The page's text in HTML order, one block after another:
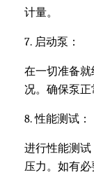
计量。
7. 启动泵：
在一切准备
况。确保泵正
8. 性能测试：
进行性能测
压力。如有必